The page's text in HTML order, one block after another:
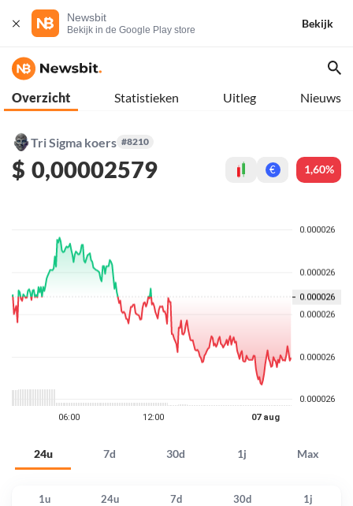
Newsbit
Bekijk in de Google Play store
Bekijk
Overzicht Statistieken Uitleg Nieuws
Tri Sigma koers #8210
$ 0,00002579 € 1,60%
24u 7d 30d 1j Max
1u 24u 7d 30d
1j